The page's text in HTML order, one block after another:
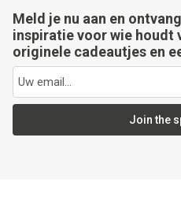
Meld je nu aan en
inspiratie voor wie houdt
originele cadeautjes en
Join the